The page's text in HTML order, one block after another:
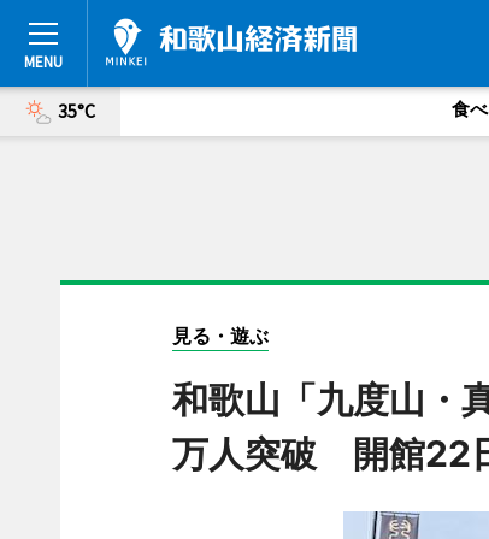
35°C 食
見る・遊ぶ
和歌山「九度山・
万人突破 開館22